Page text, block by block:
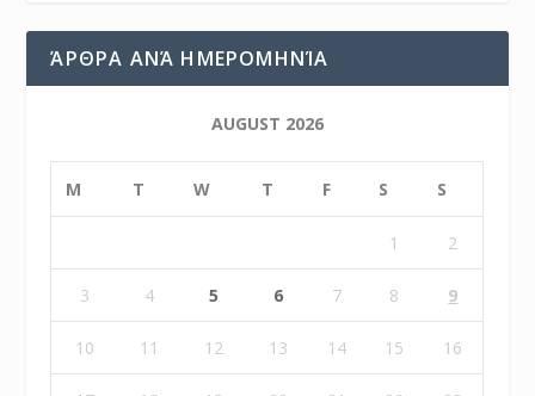
ΆΡΘΡΑ ΑΝΆ ΗΜΕΡΟΜΗΝΊΑ
AUGUST 2026
M T W T F S S
1 2
3 4 5 6 7 8 9
10 11 12 13 14 15 16